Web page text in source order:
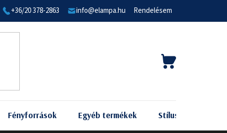
+36/20 378-2863 info@elampa.hu Rendelésem
KOSÁR
Fényforrások Egyéb termékek Stílus szerint